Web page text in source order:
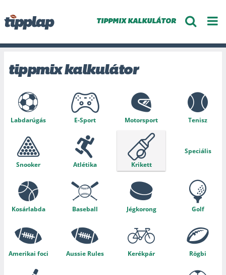
TIPPMIX KALKULÁTOR
tippmix kalkulátor
Labdarúgás E-Sport Motorsport Tenisz
Snooker Atlétika Krikett
Speciális
Kosárlabda Baseball Jégkorong Golf
Amerikai foci Aussie Rules Kerékpár Rögbi